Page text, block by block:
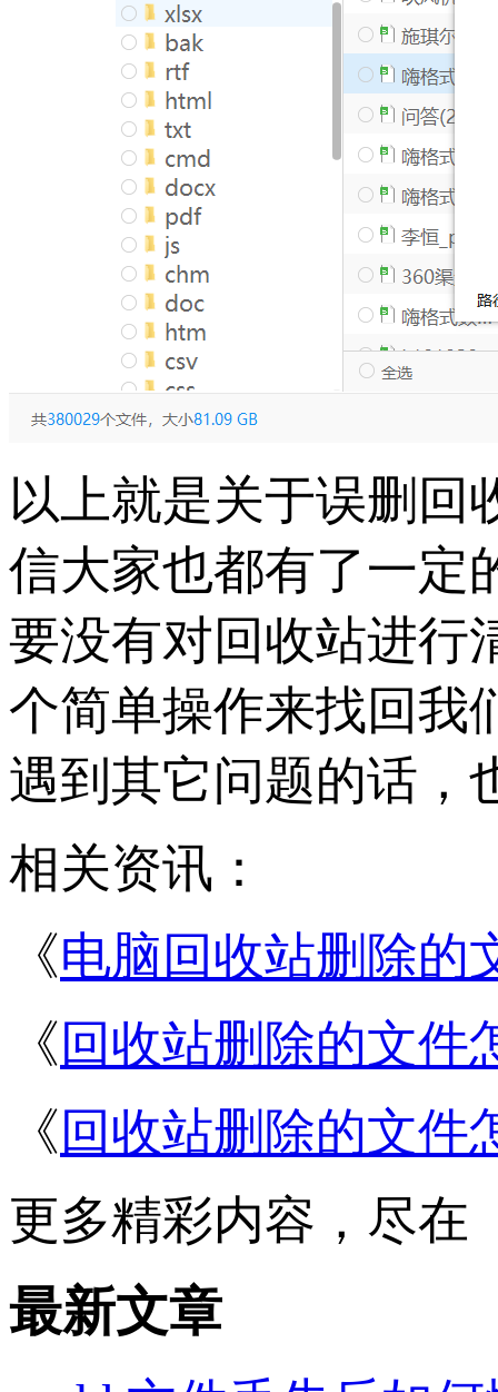
以上就是关于误删回
信大家也都有了一定
要没有对回收站进行
个简单操作来找回我
遇到其它问题的话，
相关资讯：
《电脑回收站删除的
《回收站删除的文件
《回收站删除的文件
更多精彩内容，尽在
最新文章